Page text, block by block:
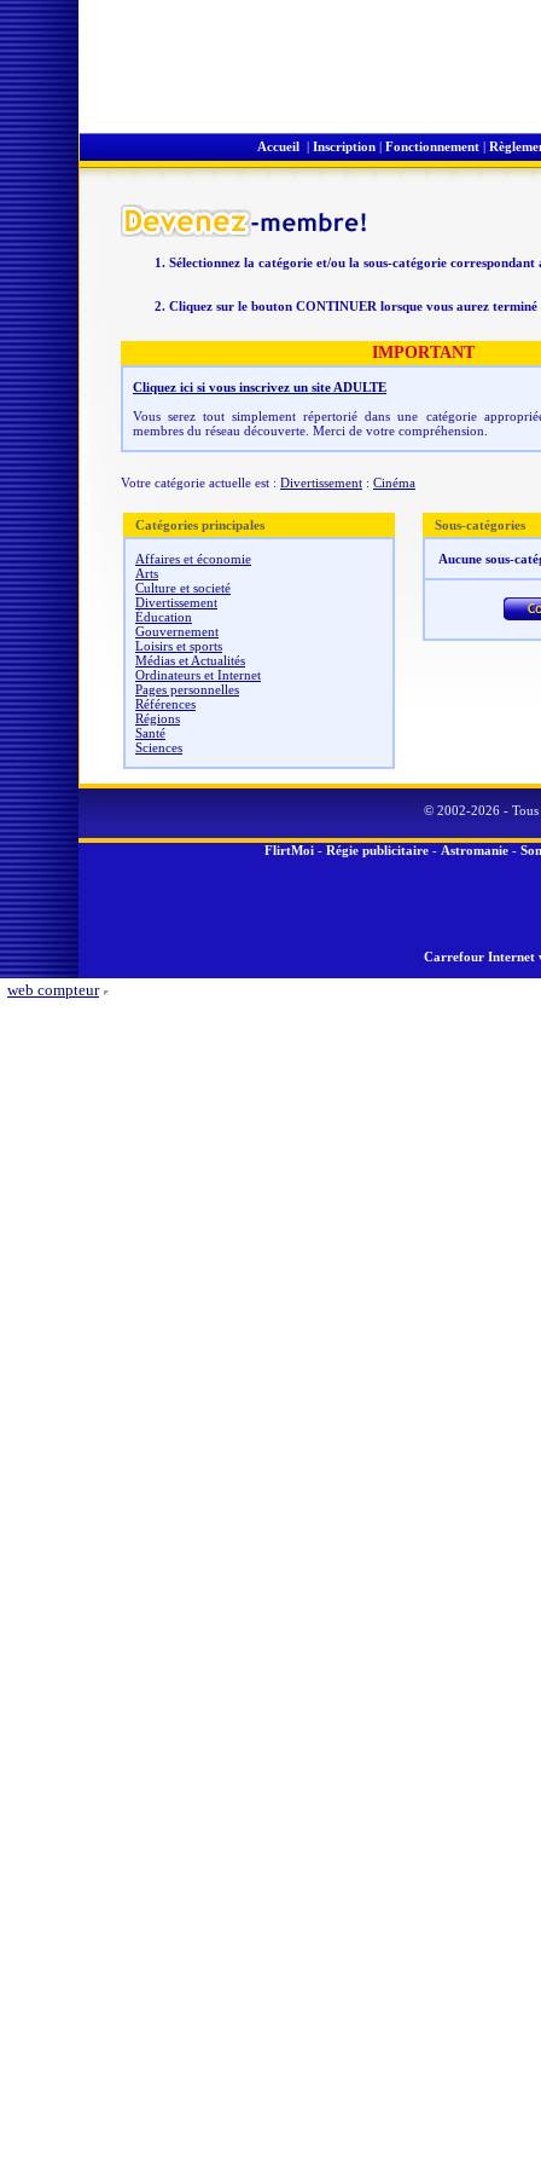
Accueil | Inscription | Fonctionnement |
Sélectionnez la catégorie et/ou la sous-catégorie correspondant
Cliquez sur le bouton CONTINUER lorsque vous aurez terminé
IMPORTANT
Cliquez ici si vous inscrivez un site ADULTE
Vous serez tout simplement répertorié dans une catégorie
membres du réseau découverte. Merci de votre compréhension.
Votre catégorie actuelle est : Divertissement : Cinéma
Catégories principales
Affaires et économie
Arts
Culture et societé
Divertissement
Éducation
Gouvernement
Loisirs et sports
Médias et Actualités
Ordinateurs et Internet
Pages personnelles
Références
Régions
Santé
Sciences
Sous-catégories
Aucune sous-
© 2002-2026 - Tous
FlirtMoi - Régie publicitaire - Astromanie -
Carrefour Internet
web compteur